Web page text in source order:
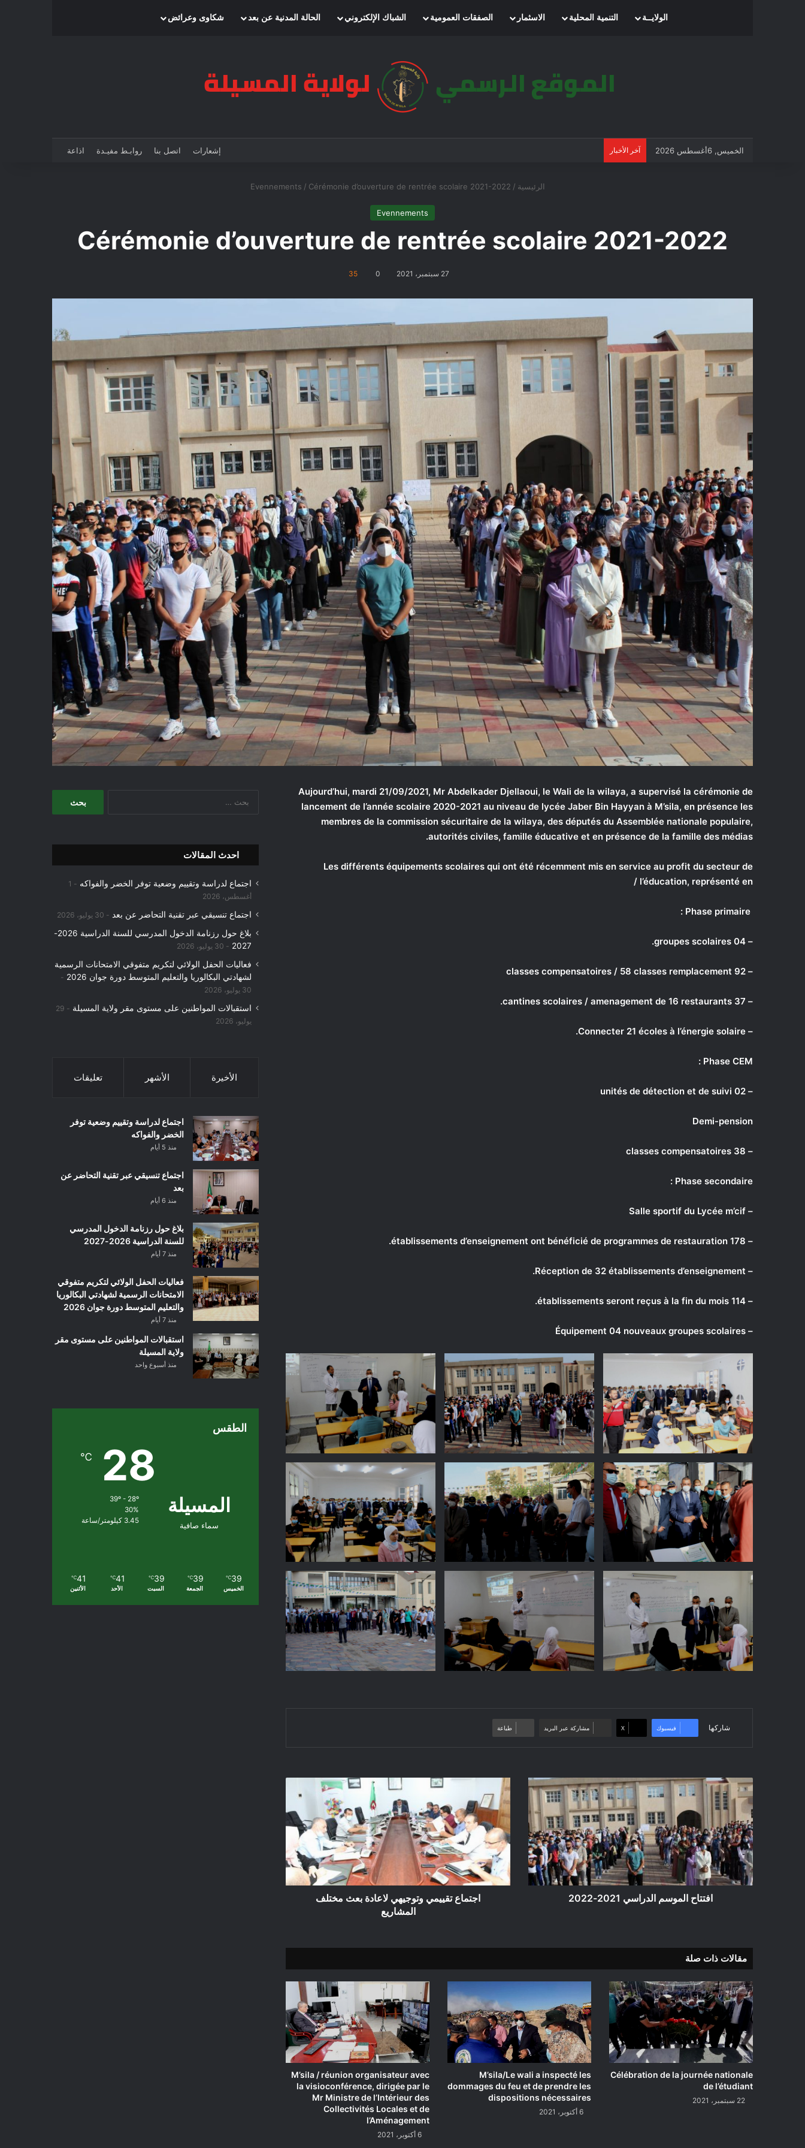
الرئيسيةالولايــة التنمية المحلية الاسثمار الصفقات العمومية الشباك الإلكتروني الحالة المدنية عن بعد شكاوى وعرائض
الخميس, 6أغسطس 2026 آخر الأخبار إشعارات اتصل بنا روابـط مفيـدة اذاعة
الرئيسية /
Evennements / Cérémonie d’ouverture de rentrée scolaire 2021-2022
Evennements
Cérémonie d’ouverture de rentrée scolaire 2021-2022
27 سبتمبر، 2021 0
35
Aujourd’hui, mardi 21/09/2021, Mr Abdelkader Djellaoui, le Wali de la wilaya, a supervisé la cérémonie de
lancement de l’année scolaire 2020-2021 au niveau de lycée Jaber Bin Hayyan à M’sila, en présence les
membres de la commission sécuritaire de la wilaya, des députés du Assemblée nationale populaire,
autorités civiles, famille éducative et en présence de la famille des médias.
Les différents équipements scolaires qui ont été récemment mis en service au profit du secteur de
l’éducation, représenté en /
– 04 groupes scolaires.
– 92 classes compensatoires / 58 classes remplacement
– 37 cantines scolaires / amenagement de 16 restaurants.
– Connecter 21 écoles à l’énergie solaire.
Phase CEM :
– 02 unités de détection et de suivi
Demi-pension
– 38 classes compensatoires
Phase secondaire :
– Salle sportif du Lycée m’cif
– 178 établissements d’enseignement ont bénéficié de programmes de restauration.
– Réception de 32 établissements d’enseignement.
– 114 établissements seront reçus à la fin du mois.
– Équipement 04 nouveaux groupes scolaires
شاركها فيسبوك ‫X مشاركة عبر البريد طباعة
افتتاح
الموسم
الدراسي
2021-
2022
افتتاح الموسم الدراسي 2021-2022
اجتماع
تقييمي
وتوجيهي
لاعادة
بعث
مختلف
المشاريع
اجتماع تقييمي وتوجيهي لاعادة بعث مختلف
المشاريع
مقالات ذات صلة
Célébration de la journée nationale
de l’étudiant
22 سبتمبر، 2021
M’sila/Le wali a inspecté les
dommages du feu et de prendre les
dispositions nécessaires
6 أكتوبر، 2021
M’sila / réunion organisateur avec
la visioconférence, dirigée par le
Mr Ministre de l’Intérieur des
Collectivités Locales et de
l’Aménagement
6 أكتوبر، 2021
احدث المقالات
اجتماع لدراسة وتقييم وضعية توفر الخضر والفواكه
1
أغسطس، 2026
اجتماع تنسيقي عبر تقنية التحاضر عن بعد 30 يوليو، 2026
بلاغ حول رزنامة الدخول المدرسي للسنة الدراسية 2026-
2027
30 يوليو، 2026
فعاليات الحفل الولائي لتكريم متفوقي الامتحانات الرسمية
لشهادتي البكالوريا والتعليم المتوسط دورة جوان 2026
30 يوليو، 2026
استقبالات المواطنين على مستوى مقر ولاية المسيلة
29
يوليو، 2026
الأخيرة الأشهر تعليقات
اجتماع لدراسة وتقييم وضعية توفر
الخضر والفواكه
منذ 5 أيام
اجتماع تنسيقي عبر تقنية التحاضر عن
بعد
منذ 6 أيام
بلاغ حول رزنامة الدخول المدرسي
للسنة الدراسية 2026-2027
منذ 7 أيام
فعاليات الحفل الولائي لتكريم متفوقي
الامتحانات الرسمية لشهادتي البكالوريا
والتعليم المتوسط دورة جوان 2026
منذ 7 أيام
استقبالات المواطنين على مستوى مقر
ولاية المسيلة
منذ أسبوع واحد
الطقس
المسيلة
سماء صافية
28
℃
39º - 28º
30%
3.45 كيلومتر/ساعة
39
℃
الخميس
39
℃
الجمعة
39
℃
السبت
41
℃
الأحد
41
℃
الأثنين